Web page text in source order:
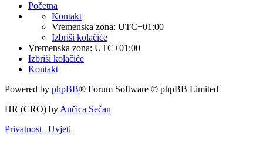
Početna
Kontakt
Vremenska zona: UTC+01:00
Izbriši kolačiće
Vremenska zona: UTC+01:00
Izbriši kolačiće
Kontakt
Powered by phpBB® Forum Software © phpBB Limited
HR (CRO) by Ančica Sečan
Privatnost | Uvjeti